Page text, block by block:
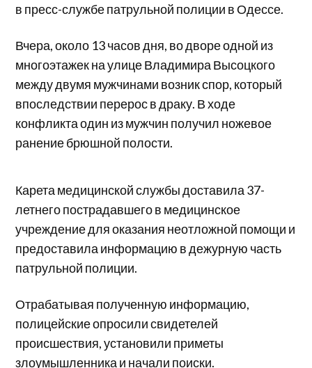
в пресс-службе патрульной полиции в Одессе.
Вчера, около 13 часов дня, во дворе одной из
многоэтажек на улице Владимира Высоцкого
между двумя мужчинами возник спор, который
впоследствии перерос в драку. В ходе
конфликта один из мужчин получил ножевое
ранение брюшной полости.
Карета медицинской службы доставила 37-
летнего пострадавшего в медицинское
учреждение для оказания неотложной помощи и
предоставила информацию в дежурную часть
патрульной полиции.
Отрабатывая полученную информацию,
полицейские опросили свидетелей
происшествия, установили приметы
злоумышленника и начали поиски.